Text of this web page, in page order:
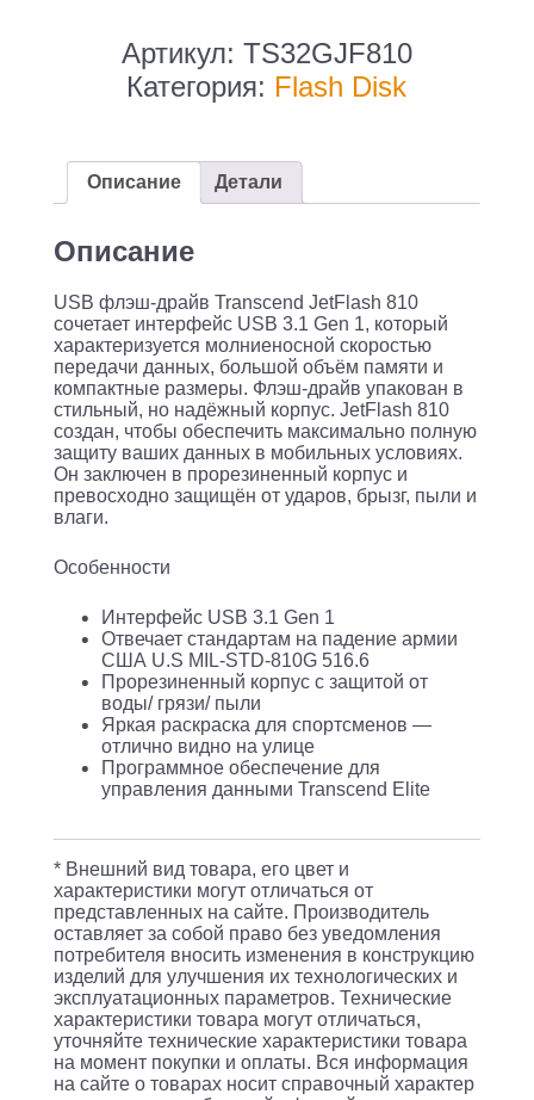
накопитель
810
Transcend
JetFlash
810
USB
3.0
Артикул: TS32GJF810
Категория: Flash Disk
Описание Детали
Описание
USB флэш-драйв Transcend JetFlash 810
сочетает интерфейс USB 3.1 Gen 1, который
характеризуется молниеносной скоростью
передачи данных, большой объём памяти и
компактные размеры. Флэш-драйв упакован в
стильный, но надёжный корпус. JetFlash 810
создан, чтобы обеспечить максимально полную
защиту ваших данных в мобильных условиях.
Он заключен в прорезиненный корпус и
превосходно защищён от ударов, брызг, пыли и
влаги.
Особенности
Интерфейс USB 3.1 Gen 1
Отвечает стандартам на падение армии
США U.S MIL-STD-810G 516.6
Прорезиненный корпус с защитой от
воды/ грязи/ пыли
Яркая раскраска для спортcменов —
отлично видно на улице
Программное обеспечение для
управления данными Transcend Elite
* Внешний вид товара, его цвет и
характеристики могут отличаться от
представленных на сайте. Производитель
оставляет за собой право без уведомления
потребителя вносить изменения в конструкцию
изделий для улучшения их технологических и
эксплуатационных параметров. Технические
характеристики товара могут отличаться,
уточняйте технические характеристики товара
на момент покупки и оплаты. Вся информация
на сайте о товарах носит справочный характер